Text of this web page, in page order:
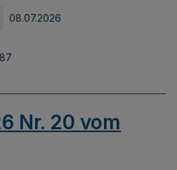
08.07.2026
Nr. 20 vom